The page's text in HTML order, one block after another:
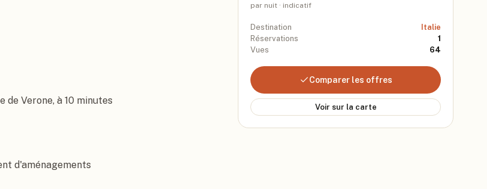
Verone, à 10 minutes
d'aménagements
par nuit · indicatif
Destination
Italie
Réservations
1
Vues
64
Comparer les offres
Voir sur la carte